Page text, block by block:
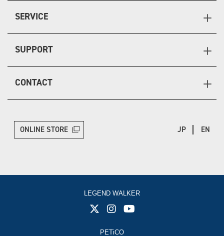
SERVICE
SUPPORT
CONTACT
ONLINE STORE JP EN
LEGEND WALKER
PETiCO